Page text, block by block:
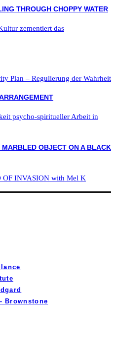
zementiert das
Plan – Regulierung der Wahrheit
psycho-spiritueller Arbeit in
INVASION with Mel K
Brownstone